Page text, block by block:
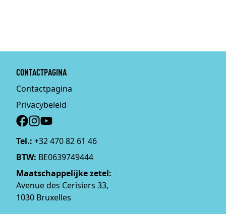
CONTACTPAGINA
Contactpagina
Privacybeleid
Social
Tel.: +32 470 82 61 46
BTW: BE0639749444
Maatschappelijke zetel:
Avenue des Cerisiers 33,
1030 Bruxelles